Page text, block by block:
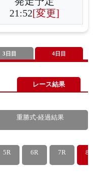
21:52[変更]
3日目 4日目
レース結果
重勝式-経過結果
5R 6R 7R 8R